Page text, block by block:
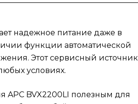
надежное питание даже в
функции автоматической
Этот сервисный источник
условиях.
APC BVX2200LI полезным для